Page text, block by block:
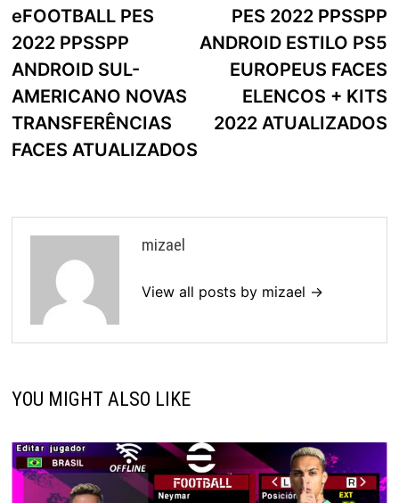
de
artigos
post:
eFOOTBALL PES
2022 PPSSPP
ANDROID SUL-
AMERICANO NOVAS
TRANSFERÊNCIAS
FACES ATUALIZADOS
PES 2022 PPSSPP
ANDROID ESTILO PS5
EUROPEUS FACES
ELENCOS + KITS
2022 ATUALIZADOS
mizael
View all posts by mizael →
YOU MIGHT ALSO LIKE